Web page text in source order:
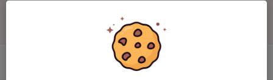
Trettonhelgscupen